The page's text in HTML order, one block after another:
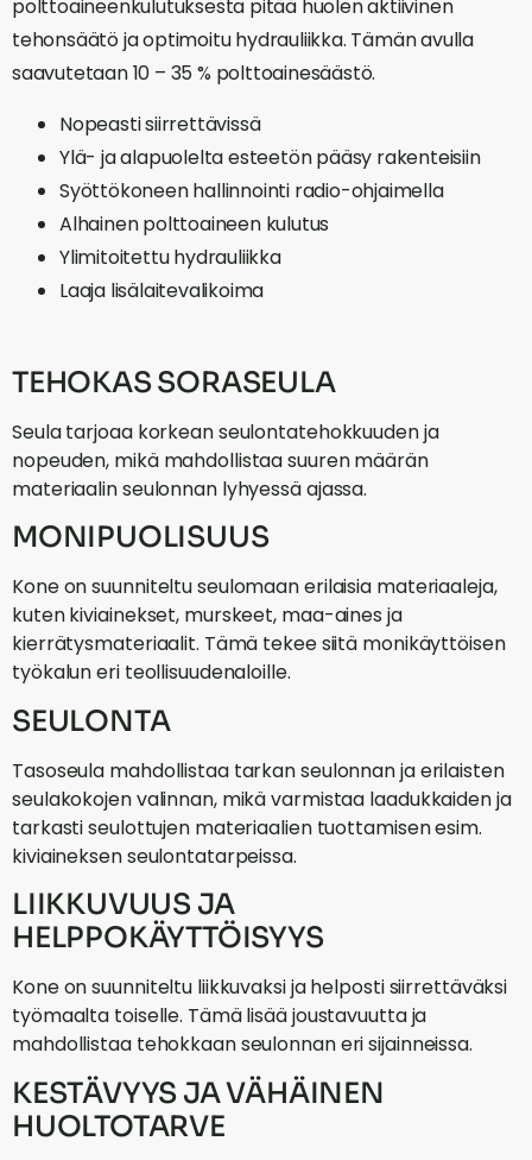
polttoaineenkulutuksesta pitää huolen aktiivinen
tehonsäätö ja optimoitu hydrauliikka. Tämän avulla
saavutetaan 10 – 35 % polttoainesäästö.
Nopeasti siirrettävissä
Ylä- ja alapuolelta esteetön pääsy rakenteisiin
Syöttökoneen hallinnointi radio-ohjaimella
Alhainen polttoaineen kulutus
Ylimitoitettu hydrauliikka
Laaja lisälaitevalikoima
TEHOKAS SORASEULA
Seula tarjoaa korkean seulontatehokkuuden ja
nopeuden, mikä mahdollistaa suuren määrän
materiaalin seulonnan lyhyessä ajassa.
MONIPUOLISUUS
Kone on suunniteltu seulomaan erilaisia materiaaleja,
kuten kiviainekset, murskeet, maa-aines ja
kierrätysmateriaalit. Tämä tekee siitä monikäyttöisen
työkalun eri teollisuudenaloille.
SEULONTA
Tasoseula mahdollistaa tarkan seulonnan ja erilaisten
seulakokojen valinnan, mikä varmistaa laadukkaiden ja
tarkasti seulottujen materiaalien tuottamisen esim.
kiviaineksen seulontatarpeissa.
LIIKKUVUUS JA
HELPPOKÄYTTÖISYYS
Kone on suunniteltu liikkuvaksi ja helposti siirrettäväksi
työmaalta toiselle. Tämä lisää joustavuutta ja
mahdollistaa tehokkaan seulonnan eri sijainneissa.
KESTÄVYYS JA VÄHÄINEN
HUOLTOTARVE